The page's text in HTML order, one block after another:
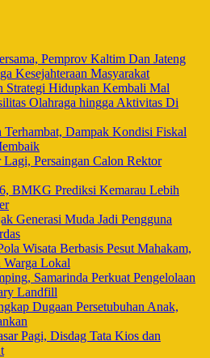
Pemprov Kaltim Dan Jateng
Kesejahteraan Masyarakat
Strategi Hidupkan Kembali Mal
Olahraga hingga Aktivitas Di
Terhambat, Dampak Kondisi Fiskal
Persaingan Calon Rektor
BMKG Prediksi Kemarau Lebih
Generasi Muda Jadi Pengguna
Wisata Berbasis Pesut Mahakam,
Warga Lokal
Samarinda Perkuat Pengelolaan
Landfill
Dugaan Persetubuhan Anak,
Pagi, Disdag Tata Kios dan